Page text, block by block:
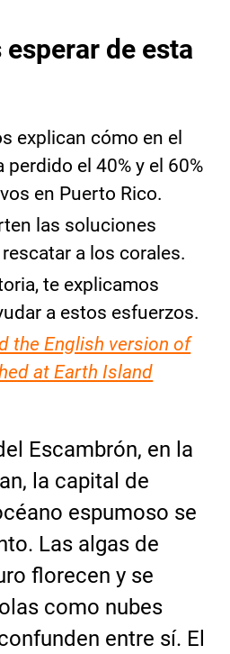
esperar de esta
explican cómo en el
el 40% y el 60%
en Puerto Rico.
las soluciones
a los corales.
te explicamos
a estos esfuerzos.
the English version of
at Earth Island
Escambrón, en la
la capital de
espumoso se
Las algas de
florecen y se
como nubes
entre sí. El